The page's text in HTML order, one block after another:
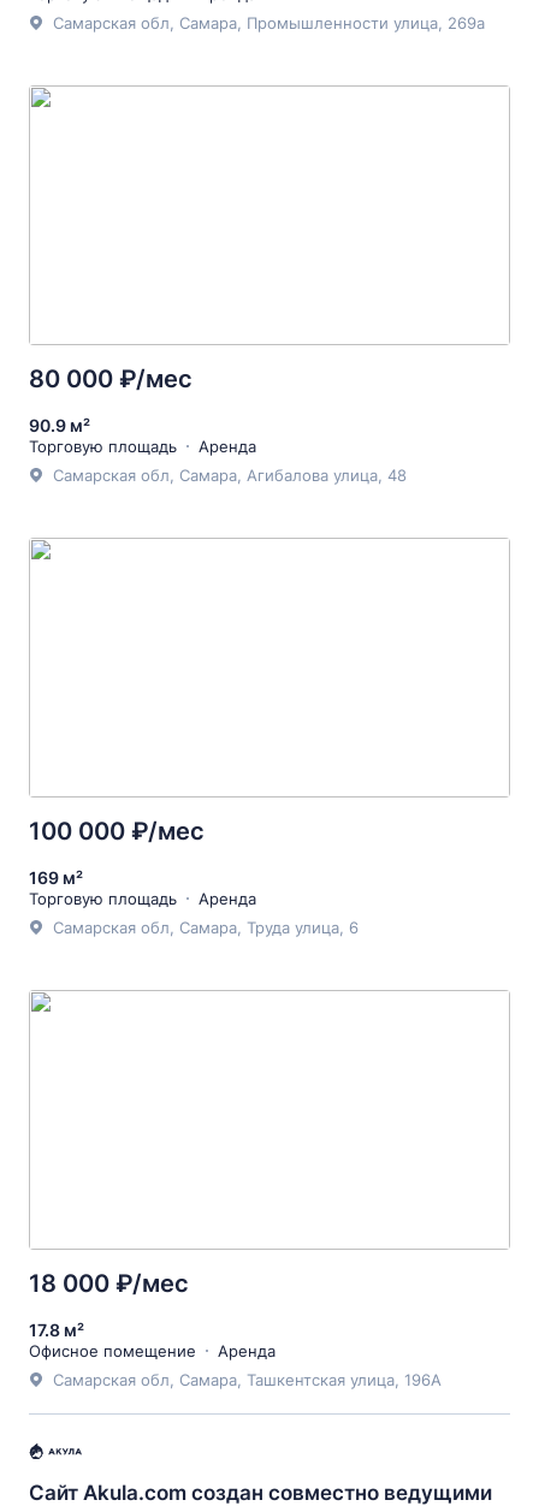
Самарская обл, Самара, Промышленности улица, 269а
80 000 ₽/мес
90.9 м²
Торговую площадь
Аренда
Самарская обл, Самара, Агибалова улица, 48
100 000 ₽/мес
169 м²
Торговую площадь
Аренда
Самарская обл, Самара, Труда улица, 6
18 000 ₽/мес
17.8 м²
Офисное помещение
Аренда
Самарская обл, Самара, Ташкентская улица, 196А
Сайт Akula.com создан совместно ведущими